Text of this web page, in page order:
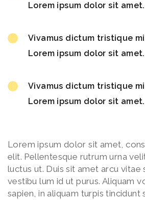
Lorem ipsum dolor sit amet.
Vivamus dictum tristique
Lorem ipsum dolor sit amet.
Vivamus dictum tristique
Lorem ipsum dolor sit amet.
Lorem ipsum dolor sit amet,
elit. Pellentesque rutrum urna
luctus ut. Duis sit amet arcu vitae
vestibu lum id ut purus. Aliquam
sapien, in aliquam turpis tincidunt